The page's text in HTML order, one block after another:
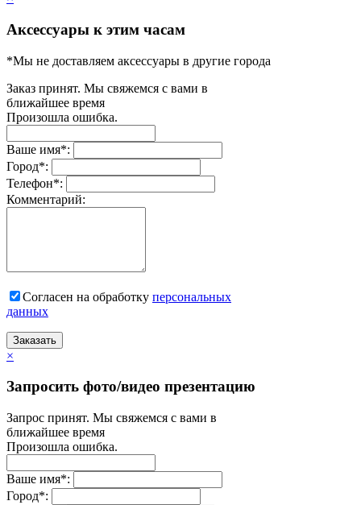
Аксессуары к этим часам
*Мы не доставляем аксессуары в другие города
Заказ принят. Мы свяжемся с вами в
ближайшее время
Произошла ошибка.
Ваше имя*:
Город*:
Телефон*:
Комментарий:
Согласен на обработку персональныx
данных
Заказать
×
Запросить фото/видео презентацию
Запрос принят. Мы свяжемся с вами в
ближайшее время
Произошла ошибка.
Ваше имя*:
Город*: